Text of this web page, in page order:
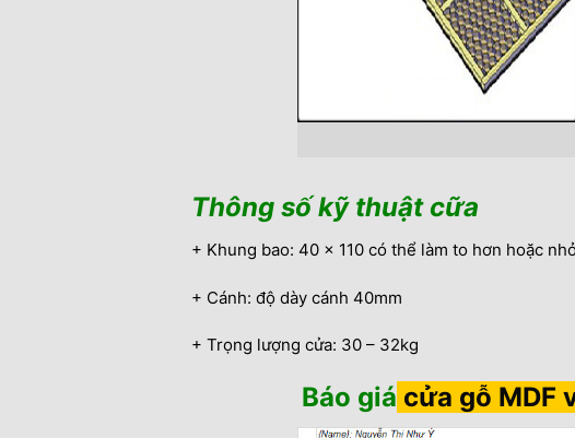
Thông số kỹ thuật cữa
+ Khung bao: 40 x 110 có thể làm to hơn hoặc
+ Cánh: độ dày cánh 40mm
+ Trọng lượng cửa: 30 – 32kg
Báo giá cửa gỗ MDF